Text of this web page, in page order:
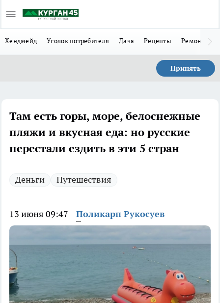
Хендмейд Уголок потребителя Дача Рецепты Ремонт
Принять
Там есть горы, море, белоснежные
пляжи и вкусная еда: но русские
перестали ездить в эти 5 стран
Деньги Путешествия
13 июня 09:47 Поликарп Рукосуев